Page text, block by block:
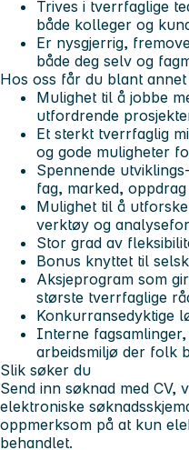
Trives i tverrfaglige
både kolleger og
Er nysgjerrig,
både deg selv og
Hos oss får du blant annet
Mulighet til å jobbe
utfordrende
Et sterkt tverrfaglig
og gode muligheter
Spennende
fag, marked,
Mulighet til å
verktøy og
Stor grad av
Bonus knyttet til
Aksjeprogram som
største tverrfaglige
Konkurransedyktige
Interne
arbeidsmiljø der folk
Slik søker du
Send inn søknad med CV,
elektroniske
oppmerksom på at kun
behandlet.